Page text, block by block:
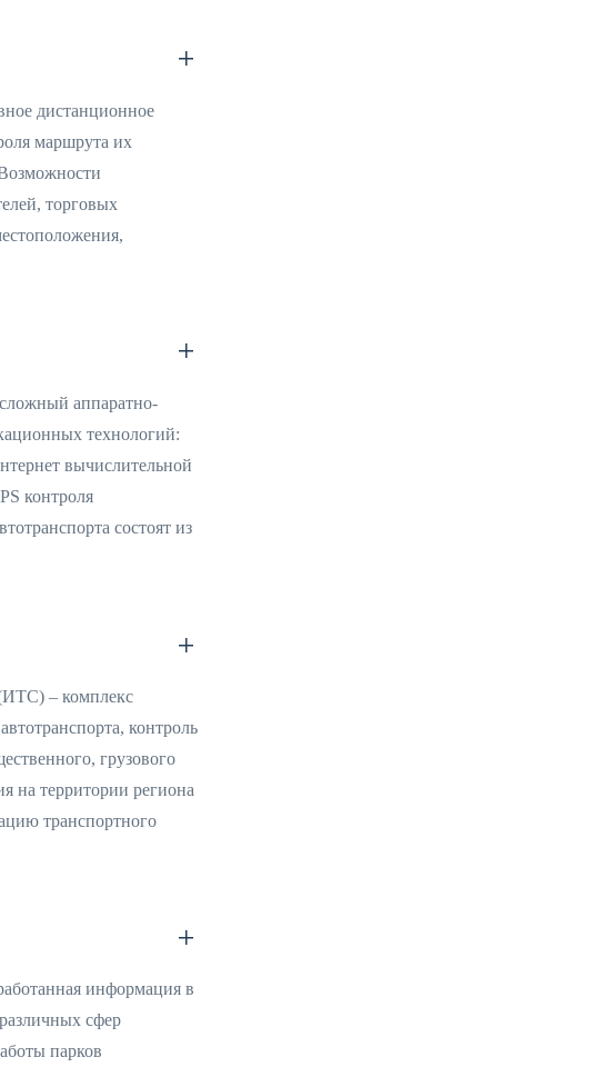
дистанционное
маршрута их
торговых
аппаратно-
технологий:
вычислительной
контроля
состоят из
– комплекс
контроль
грузового
на территории региона
транспортного
информация в
сфер
парков